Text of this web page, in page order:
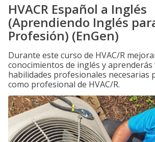
HVACR Español a Inglés
(Aprendiendo Inglés
Profesión) (EnGen)
Durante este curso de HVAC/R
conocimientos de inglés y aprenderás
habilidades profesionales necesarias
como profesional de HVAC/R.